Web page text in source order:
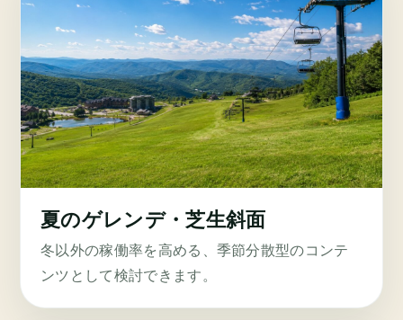
夏のゲレンデ・芝生斜面
冬以外の稼働率を高める、季節分散型のコンテ
ンツとして検討できます。